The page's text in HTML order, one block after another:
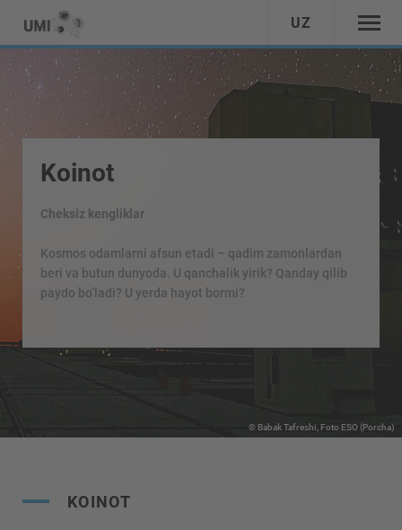
UZ
Koinot
Cheksiz kengliklar
Kosmos odamlarni afsun etadi – qadim zamonlardan
beri va butun dunyoda. U qanchalik yirik? Qanday qilib
paydo bo’ladi? U yerda hayot bormi?
© Babak Tafreshi, Foto ESO (Porcha)
KOINOT